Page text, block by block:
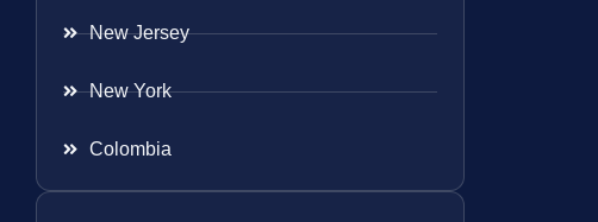
New Jersey
New York
Colombia